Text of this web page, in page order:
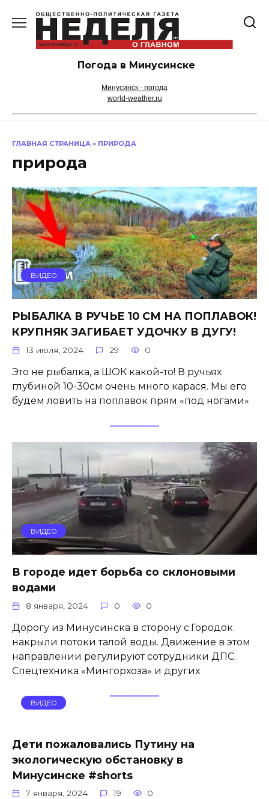
содержанию
Погода в Минусинске
Минусинск - погода
world-weather.ru
ГЛАВНАЯ СТРАНИЦА » ПРИРОДА
природа
ВИДЕО
РЫБАЛКА В РУЧЬЕ 10 СМ НА ПОПЛАВОК!
КРУПНЯК ЗАГИБАЕТ УДОЧКУ В ДУГУ!
13 июля, 2024 29 0
Это не рыбалка, а ШОК какой-то! В ручьях
глубиной 10-30см очень много карася. Мы его
будем ловить на поплавок прям «под ногами»
ВИДЕО
В городе идет борьба со склоновыми
водами
8 января, 2024 0 0
Дорогу из Минусинска в сторону с.Городок
накрыли потоки талой воды. Движение в этом
направлении регулируют сотрудники ДПС.
Спецтехника «Мингорхоза» и других
ВИДЕО
Дети пожаловались Путину на
экологическую обстановку в
Минусинске #shorts
7 января, 2024 19 0